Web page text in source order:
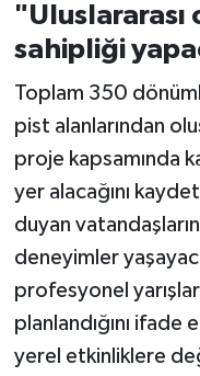
sahipliği
Toplam 350
pist alanlarından
proje kapsamında
yer alacağını
duyan
deneyimler
profesyonel
planlandığını ifade
yerel etkinliklere